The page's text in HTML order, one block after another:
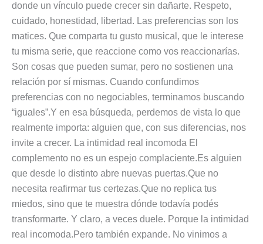
donde un vínculo puede crecer sin dañarte. Respeto,
cuidado, honestidad, libertad. Las preferencias son los
matices. Que comparta tu gusto musical, que le interese
tu misma serie, que reaccione como vos reaccionarías.
Son cosas que pueden sumar, pero no sostienen una
relación por sí mismas. Cuando confundimos
preferencias con no negociables, terminamos buscando
“iguales”.Y en esa búsqueda, perdemos de vista lo que
realmente importa: alguien que, con sus diferencias, nos
invite a crecer. La intimidad real incomoda El
complemento no es un espejo complaciente.Es alguien
que desde lo distinto abre nuevas puertas.Que no
necesita reafirmar tus certezas.Que no replica tus
miedos, sino que te muestra dónde todavía podés
transformarte. Y claro, a veces duele. Porque la intimidad
real incomoda.Pero también expande. No vinimos a